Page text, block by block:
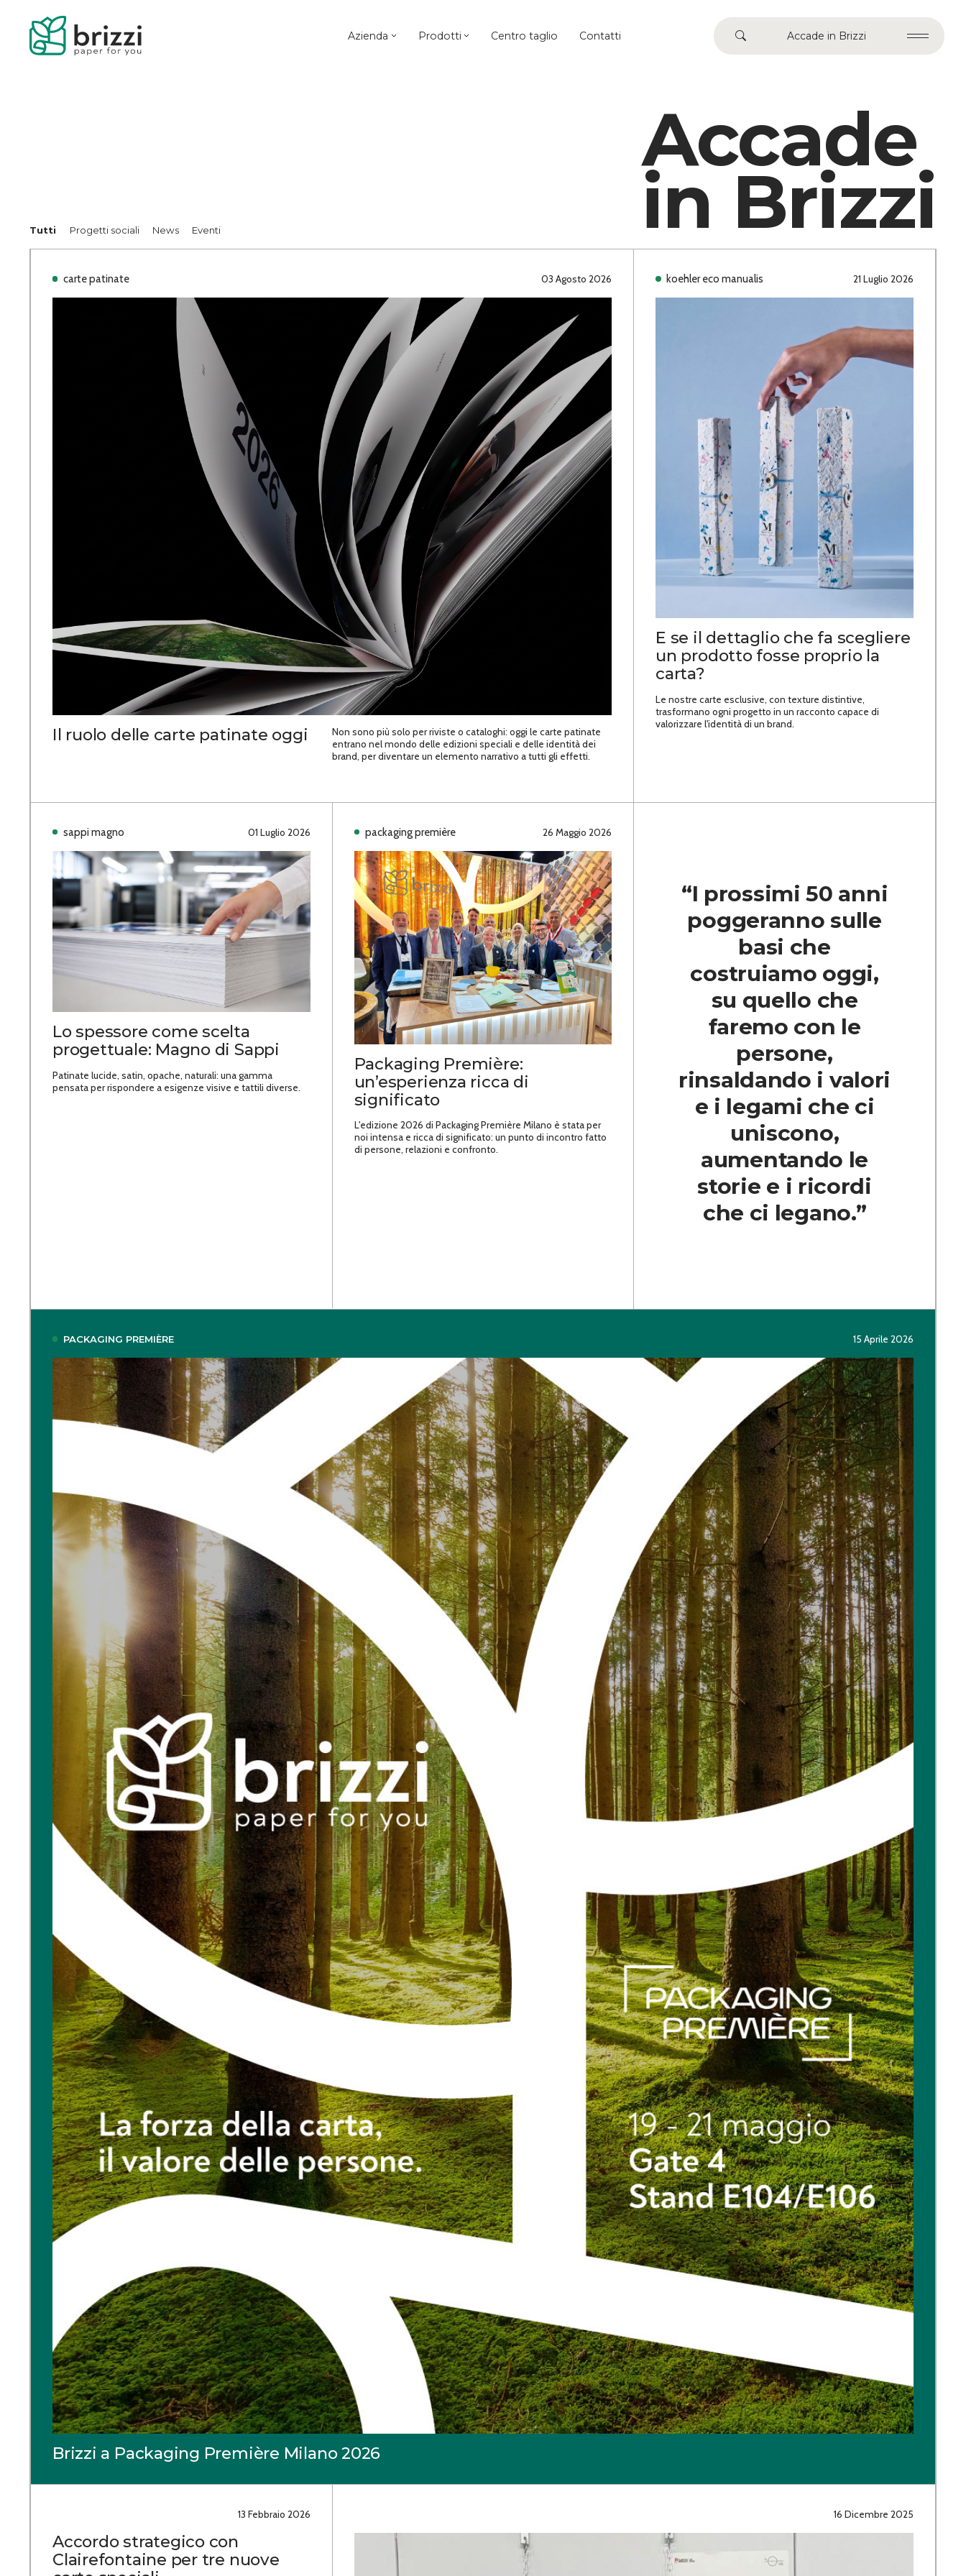
Azienda Prodotti Centro taglio Contatti Accade in Brizzi
Accade
in Brizzi
Tutti Progetti sociali News Eventi
carte patinate 03 Agosto 2026
Il ruolo delle carte patinate oggi
Non sono più solo per riviste o cataloghi: oggi le carte patinate
entrano nel mondo delle edizioni speciali e delle identità dei
brand, per diventare un elemento narrativo a tutti gli effetti.
koehler eco manualis 21 Luglio 2026
E se il dettaglio che fa scegliere
un prodotto fosse proprio la
carta?
Le nostre carte esclusive, con texture distintive,
trasformano ogni progetto in un racconto capace di
valorizzare l'identità di un brand.
sappi magno 01 Luglio 2026
Lo spessore come scelta
progettuale: Magno di Sappi
Patinate lucide, satin, opache, naturali: una gamma
pensata per rispondere a esigenze visive e tattili diverse.
packaging première 26 Maggio 2026
Packaging Première:
un’esperienza ricca di
significato
L'edizione 2026 di Packaging Première Milano è stata per
noi intensa e ricca di significato: un punto di incontro fatto
di persone, relazioni e confronto.
“I prossimi 50 anni
poggeranno sulle
basi che
costruiamo oggi,
su quello che
faremo con le
persone,
rinsaldando i valori
e i legami che ci
uniscono,
aumentando le
storie e i ricordi
che ci legano.”
PACKAGING PREMIÈRE 15 Aprile 2026
Brizzi a Packaging Première Milano 2026
13 Febbraio 2026
Accordo strategico con
Clairefontaine per tre nuove
16 Dicembre 2025